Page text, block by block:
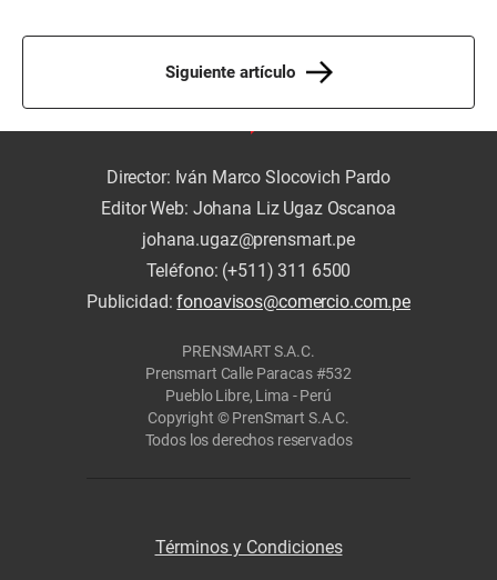
Siguiente artículo
Director: Iván Marco Slocovich Pardo
Editor Web: Johana Liz Ugaz Oscanoa
johana.ugaz@prensmart.pe
Teléfono: (+511) 311 6500
Publicidad:fonoavisos@comercio.com.pe
PRENSMART S.A.C.
Prensmart Calle Paracas #532
Pueblo Libre, Lima - Perú
Copyright © PrenSmart S.A.C.
Todos los derechos reservados
Términos y Condiciones